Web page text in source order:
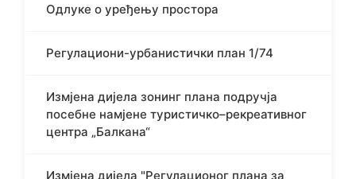
Одлуке о уређењу простора
Регулациони-урбанистички план 1/74
Измјена дијела зонинг плана подручја
посебне намјене туристичко–рекреативног
центра „Балкана“
Измјена дијела "Регулационог плана за